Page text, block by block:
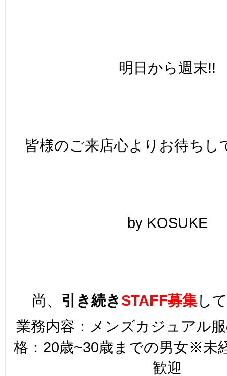
明日から週末!!
皆様のご来店心よりお待ちし
by KOSUKE
尚、 引き続きSTAFF募集し
業務内容：メンズカジュアル
格：20歳~30歳までの男女※未
歓迎